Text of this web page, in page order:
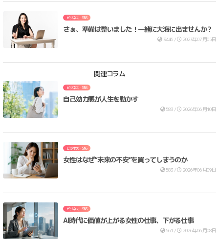
ビジネス・SNS
さぁ、準備は整いました！一緒に大海に出ませんか？
3446 / 2023年07月05日
関連コラム
ビジネス・SNS
自己効力感が人生を動かす
583 / 2026年06月10日
ビジネス・SNS
女性はなぜ“未来の不安”を買ってしまうのか
583 / 2026年06月09日
ビジネス・SNS
AI時代に価値が上がる女性の仕事、下がる仕事
661 / 2026年06月08日